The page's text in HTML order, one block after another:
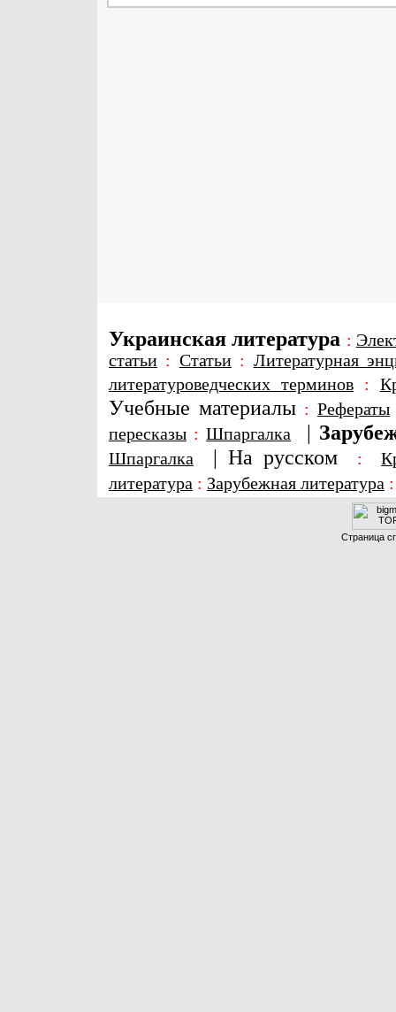
Украинская литература :
статьи : Статьи: Литературная
литературоведческих терминов:
Учебные материалы : Рефераты
пересказы : Шпаргалка |
Шпаргалка | На русском :
литература : Зарубежная литература
Страница